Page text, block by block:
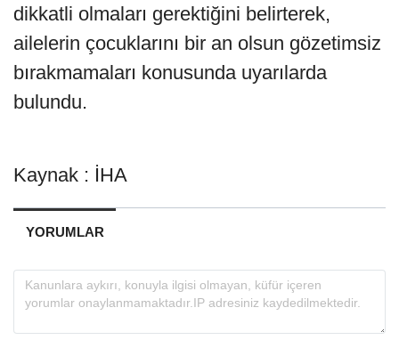
dikkatli olmaları gerektiğini belirterek,
ailelerin çocuklarını bir an olsun gözetimsiz
bırakmamaları konusunda uyarılarda
bulundu.
Kaynak : İHA
YORUMLAR